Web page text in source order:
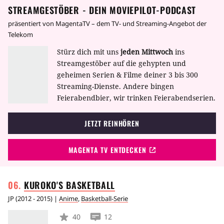
STREAMGESTÖBER - DEIN MOVIEPILOT-PODCAST
präsentiert von MagentaTV – dem TV- und Streaming-Angebot der
Telekom
Stürz dich mit uns jeden Mittwoch ins
Streamgestöber auf die gehypten und
geheimen Serien & Filme deiner 3 bis 300
Streaming-Dienste. Andere bingen
Feierabendbier, wir trinken Feierabendserien.
JETZT REINHÖREN
MAGENTA TV ENTDECKEN
KUROKO'S BASKETBALL
JP(2012 - 2015) | Anime, Basketball-Serie
40 12